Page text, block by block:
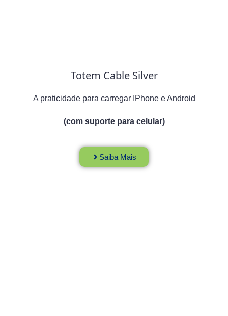
Totem Cable Silver
A praticidade para carregar IPhone e Android
(com suporte para celular)
Saiba Mais